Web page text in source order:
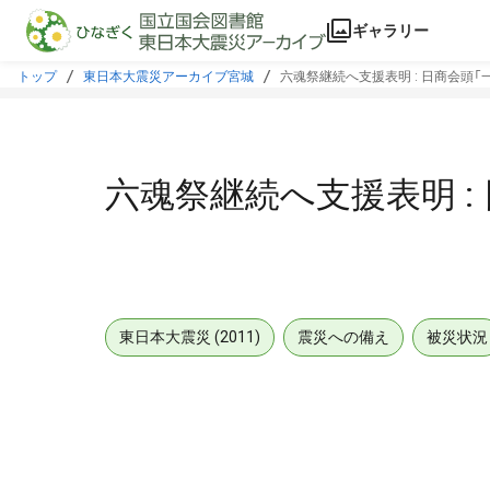
本文に飛ぶ
ギャラリー
トップ 東日本大震災アーカイブ宮城 六魂祭継続へ支援表明 : 日商会頭「
六魂祭継続へ支援表明 :
東日本大震災 (2011) 震災への備え 被災状況